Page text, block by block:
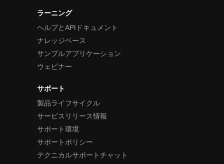
ラーニング
ヘルプとAPIドキュメント
ナレッジベース
サンプルアプリケーション
ウェビナー
サポート
製品ライフサイクル
サービスリリース情報
サポート環境
サポートポリシー
テクニカルサポートチャット